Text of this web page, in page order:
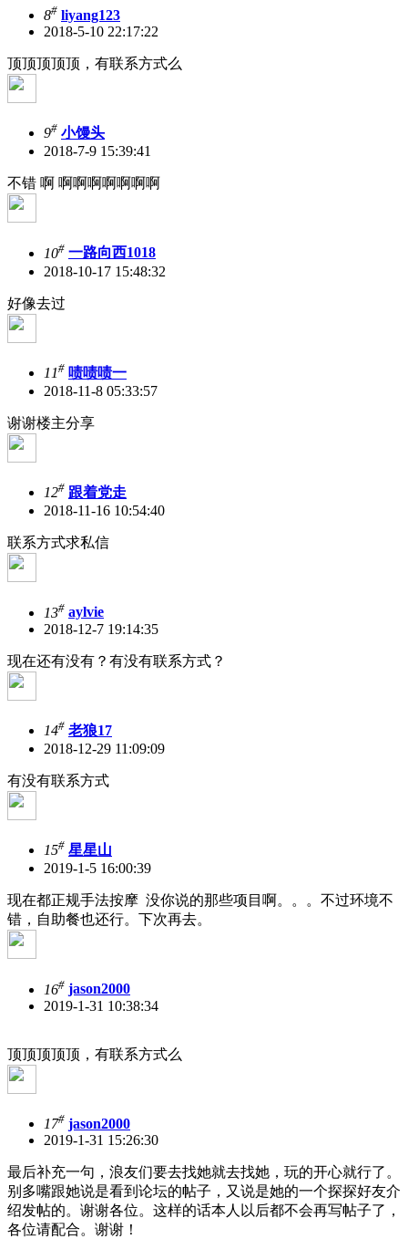
8# liyang123
2018-5-10 22:17:22
顶顶顶顶顶，有联系方式么
9# 小馒头
2018-7-9 15:39:41
不错 啊 啊啊啊啊啊啊啊
10# 一路向西1018
2018-10-17 15:48:32
好像去过
11# 啧啧啧一
2018-11-8 05:33:57
谢谢楼主分享
12# 跟着党走
2018-11-16 10:54:40
联系方式求私信
13# aylvie
2018-12-7 19:14:35
现在还有没有？有没有联系方式？
14# 老狼17
2018-12-29 11:09:09
有没有联系方式
15# 星星山
2019-1-5 16:00:39
现在都正规手法按摩 没你说的那些项目啊。。。不过环境不
错，自助餐也还行。下次再去。
16# jason2000
2019-1-31 10:38:34
顶顶顶顶顶，有联系方式么
17# jason2000
2019-1-31 15:26:30
最后补充一句，浪友们要去找她就去找她，玩的开心就行了。
别多嘴跟她说是看到论坛的帖子，又说是她的一个探探好友介
绍发帖的。谢谢各位。这样的话本人以后都不会再写帖子了，
各位请配合。谢谢！